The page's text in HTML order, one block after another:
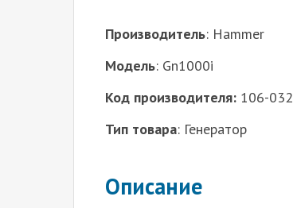
Производитель: Hammer
Модель: Gn1000i
Код производителя: 106-032
Тип товара: Генератор
Описание